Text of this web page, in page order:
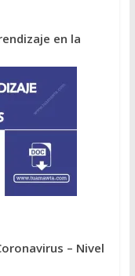
en la
– Nivel